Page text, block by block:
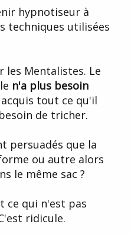
hypnotiseur à
techniques utilisées
les Mentalistes. Le
n'a plus besoin
tout ce qu'il
de tricher.
persuadés que la
ou autre alors
le même sac ?
ce qui n'est pas
ridicule.